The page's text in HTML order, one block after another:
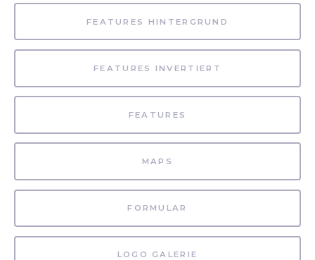
FEATURES HINTERGRUND
FEATURES INVERTIERT
FEATURES
MAPS
FORMULAR
LOGO GALERIE